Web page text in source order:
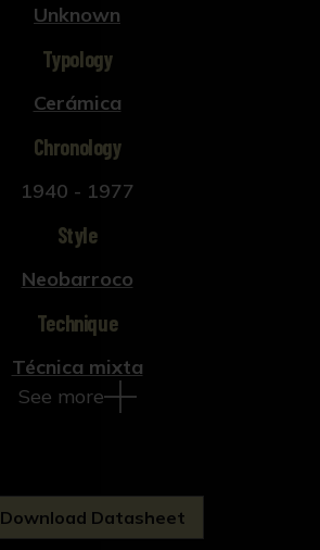
Unknown
Typology
Cerámica
Chronology
1940 - 1977
Style
Neobarroco
Technique
Técnica mixta
See more
Download Datasheet